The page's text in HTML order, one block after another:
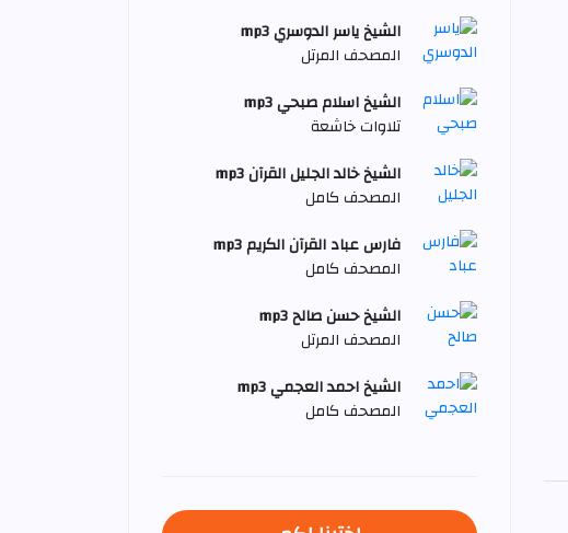
الشيخ ياسر الدوسري mp3
المصحف المرتل
الشيخ اسلام صبحي mp3
تلاوات خاشعة
الشيخ خالد الجليل القرآن mp3
المصحف كامل
فارس عباد القرآن الكريم mp3
المصحف كامل
الشيخ حسن صالح mp3
المصحف المرتل
الشيخ احمد العجمي mp3
المصحف كامل